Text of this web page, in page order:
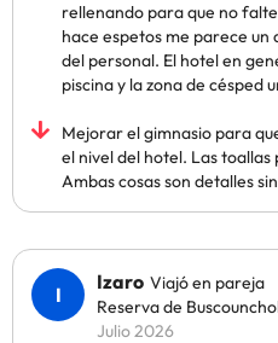
rellenando para que no
hace espetos me parece
del personal. El hotel en
piscina y la zona de césped
Mejorar el gimnasio para
el nivel del hotel. Las
Ambas cosas son detalles
Izaro Viajó en pareja
Reserva de
Julio 2026